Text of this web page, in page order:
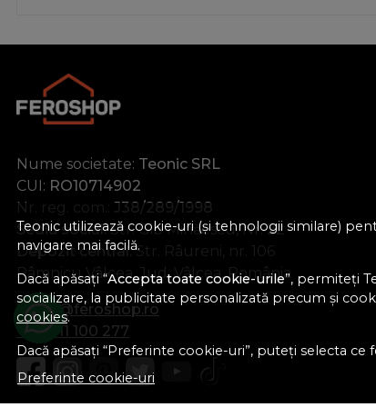
Teonic utilizează cookie-uri (și tehnologii similare)
navigare mai facilă.
Dacă apăsați “Accepta toate cookie-urile”, permiteți
socializare, la publicitate personalizată precum și
cookies.
Dacă apăsați “Preferinte cookie-uri”, puteți selecta
Preferinte cookie-uri
Nume societate: Teonic SRL
CUI: RO10714902
Nr. reg. com.: J38/289/1998
Sediu social:Str. Gib Mihăescu, Nr. 22
Depozit central:Str. Râureni, nr. 106
Râmnicu Vâlcea, Jud. Vâlcea, România
office@feroshop.ro
+40 311 100 277